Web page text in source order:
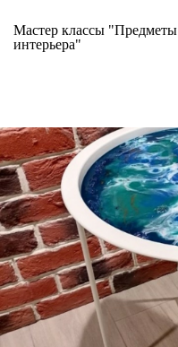
Мастер классы "Предметы
интерьера"